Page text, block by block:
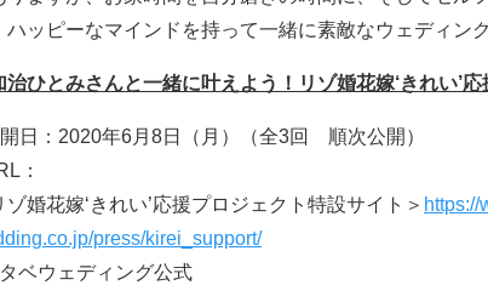
ハッピーなマインドを持って一緒に素敵なウェディン
治ひとみさんと一緒に叶えよう！リゾ婚花嫁‘きれい’
日：2020年6月8日（月）（全3回 順次公開）
：
ゾ婚花嫁‘きれい’応援プロジェクト特設サイト＞ https://
press/kirei_support/
ベウェディング公式